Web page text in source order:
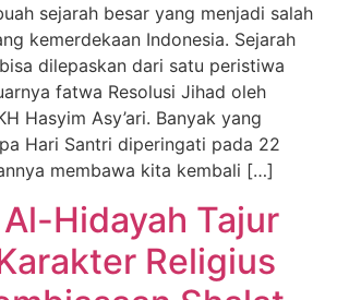
sejarah besar yang menjadi salah
kemerdekaan Indonesia. Sejarah
dilepaskan dari satu peristiwa
fatwa Resolusi Jihad oleh
Hasyim Asy’ari. Banyak yang
Hari Santri diperingati pada 22
membawa kita kembali […]
Hidayah Tajur
Religius